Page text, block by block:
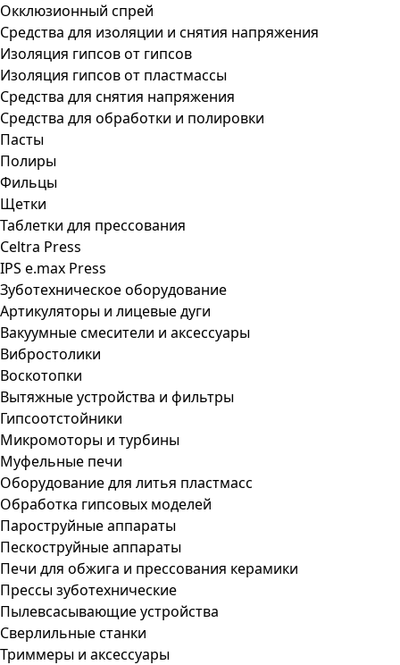
Окклюзионный спрей
Средства для изоляции и снятия напряжения
Изоляция гипсов от гипсов
Изоляция гипсов от пластмассы
Средства для снятия напряжения
Средства для обработки и полировки
Пасты
Полиры
Фильцы
Щетки
Таблетки для прессования
Celtra Press
IPS e.max Press
Зуботехническое оборудование
Артикуляторы и лицевые дуги
Вакуумные смесители и аксессуары
Вибростолики
Воскотопки
Вытяжные устройства и фильтры
Гипсоотстойники
Микромоторы и турбины
Муфельные печи
Оборудование для литья пластмасс
Обработка гипсовых моделей
Пароструйные аппараты
Пескоструйные аппараты
Печи для обжига и прессования керамики
Прессы зуботехнические
Пылевсасывающие устройства
Сверлильные станки
Триммеры и аксессуары